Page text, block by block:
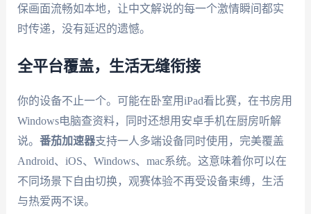
保画面流畅如本地，让中文解说的每一个激情瞬间都实
时传递，没有延迟的遗憾。
全平台覆盖，生活无缝衔接
你的设备不止一个。可能在卧室用iPad看比赛，在书房用
Windows电脑查资料，同时还想用安卓手机在厨房听解
说。 番茄加速器支持一人多端设备同时使用，完美覆盖
Android、iOS、Windows、mac系统。这意味着你可以在
不同场景下自由切换，观赛体验不再受设备束缚，生活
与热爱两不误。